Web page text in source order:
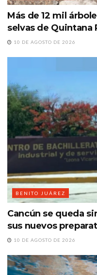
Más de 12 mil
selvas de Quintana
10 DE AGOSTO DE 2026
BENITO JUÁREZ
Cancún se queda
sus nuevos
10 DE AGOSTO DE 2026